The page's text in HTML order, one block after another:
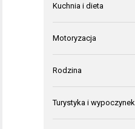
Kuchnia i dieta
Motoryzacja
Rodzina
Turystyka i wypoczynek